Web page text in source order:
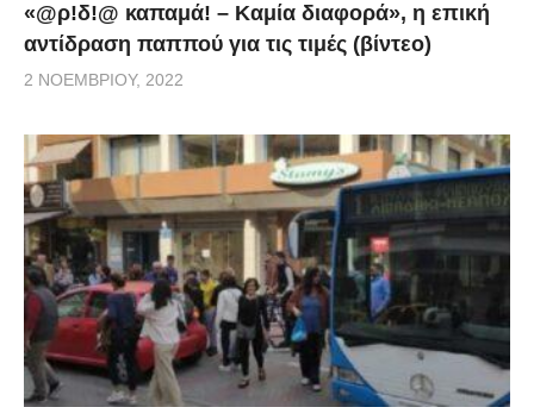
«@ρ!δ!@ καπαμά! – Καμία διαφορά», η επική
αντίδραση παππού για τις τιμές (βίντεο)
2 ΝΟΕΜΒΡΊΟΥ, 2022